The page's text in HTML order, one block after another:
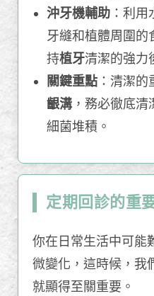
沖牙機輔助 ：利
牙縫和植體周圍的
持植牙清潔的強力
關鍵重點 ：清潔
齦溝 ，務必徹底
細菌堆積。
定期回診的重
你在日常生活中可能
微變化，這時候，我
就顯得至關重要。